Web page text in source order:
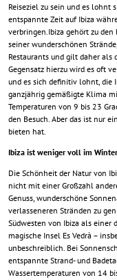
Reiseziel zu sein und es lohnt
entspannte Zeit auf Ibiza
verbringen. Ibiza gehört zu
seiner wunderschönen
Restaurants und gilt daher als
Gegensatz hierzu wird es oft
und es sich definitiv lohnt, die
ganzjährig gemäßigte Klima
Temperaturen von 9 bis 23
den Besuch. Aber das ist nur
bieten hat.
Ibiza ist weniger voll im Winter
Die Schönheit der Natur von
nicht mit einer Großzahl
Genuss, wunderschöne
verlasseneren Stränden zu
Südwesten von Ibiza als einer
magische Insel Es Vedrà –
unbeschreiblich. Bei
entspannte Strand- und
Wassertemperaturen von 14